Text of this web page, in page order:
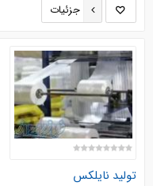
جزئیات
تولید نایلکس